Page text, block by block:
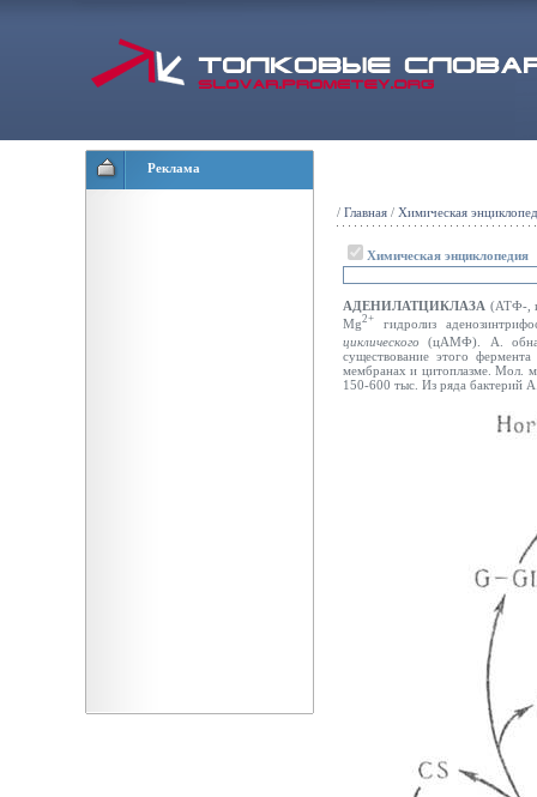
Реклама
/ Главная / Химическая
Химическая энциклопедия
АДЕНИЛАТЦИКЛАЗА (АТФ-,
Mg2+ гидролиз
циклического
(цАМФ). А.
существование этого
мембранах и цитоплазме. Мол.
150-600 тыс. Из ряда бактерий